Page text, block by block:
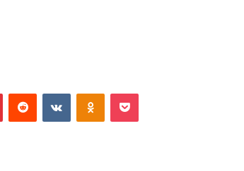
PinterestReddit VKontakteOdnoklassniki
Pocket